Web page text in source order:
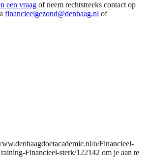
een vraag of neem rechtstreeks contact op
financieelgezond@denhaag.nl of
o/Financieel-
Financieel-sterk/122142 om je aan te